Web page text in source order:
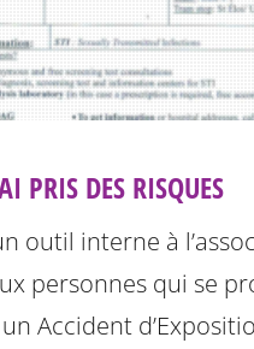
PRIS DES RISQUES
outil interne à
personnes qui se
Accident